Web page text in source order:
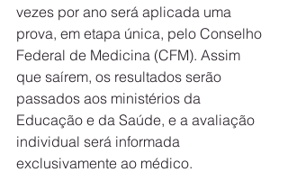
vezes por ano será aplicada uma
prova, em etapa única, pelo Conselho
Federal de Medicina (CFM). Assim
que saírem, os resultados serão
passados aos ministérios da
Educação e da Saúde, e a avaliação
individual será informada
exclusivamente ao médico.